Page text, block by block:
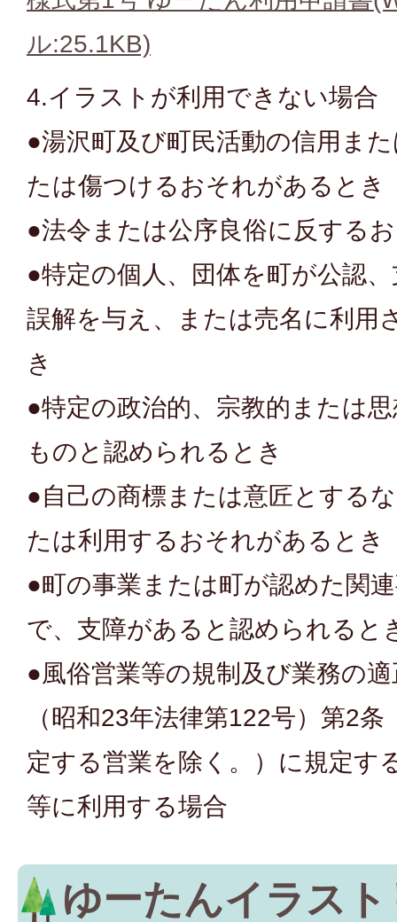
ル:25.1KB)
4.イラストが利用できない場合
●湯沢町及び町民活動の信用ま
たは傷つけるおそれがあるとき
●法令または公序良俗に反する
●特定の個人、団体を町が公認
誤解を与え、または売名に利用
き
●特定の政治的、宗教的または
ものと認められるとき
●自己の商標または意匠とする
たは利用するおそれがあるとき
●町の事業または町が認めた関
で、支障があると認められると
●風俗営業等の規制及び業務の
（昭和23年法律第122号）第2
定する営業を除く。）に規定す
等に利用する場合
ゆーたんイラス